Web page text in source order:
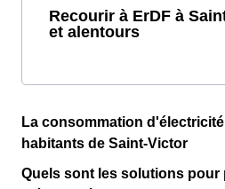
Recourir à ErDF à
et alentours
La consommation
habitants de Saint-Victor
Quels sont les solutions pour